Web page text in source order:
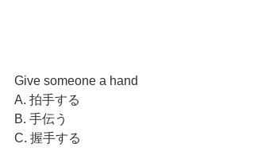
Give someone a hand
A. 拍手する
B. 手伝う
C. 握手する